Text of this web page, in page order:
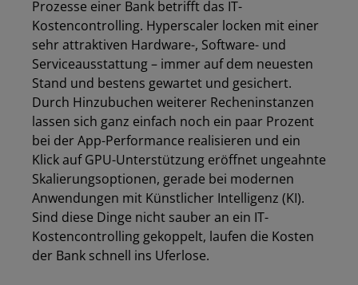
Prozesse einer Bank betrifft das IT-
Kostencontrolling. Hyperscaler locken mit einer
sehr attraktiven Hardware-, Software- und
Serviceausstattung – immer auf dem neuesten
Stand und bestens gewartet und gesichert.
Durch Hinzubuchen weiterer Recheninstanzen
lassen sich ganz einfach noch ein paar Prozent
bei der App-Performance realisieren und ein
Klick auf GPU-Unterstützung eröffnet ungeahnte
Skalierungsoptionen, gerade bei modernen
Anwendungen mit Künstlicher Intelligenz (KI).
Sind diese Dinge nicht sauber an ein IT-
Kostencontrolling gekoppelt, laufen die Kosten
der Bank schnell ins Uferlose.